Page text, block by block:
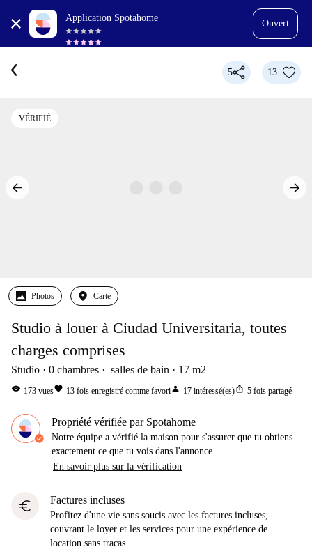
Application Spotahome
Ouvert
5 13
VÉRIFIÉ
Photos Carte
Studio à louer à Ciudad Universitaria, toutes
charges comprises
Studio 0 chambres salles de bain 17 m2
visibility 173 vuesfavorite 13 fois enregistré comme favoriperson 17 intéressé(es)ios_share 5 fois partagé
Propriété vérifiée par Spotahome
Notre équipe a vérifié la maison pour s'assurer que tu obtiens
exactement ce que tu vois dans l'annonce.
En savoir plus sur la vérification
euro Factures incluses
Profitez d'une vie sans soucis avec les factures incluses,
couvrant le loyer et les services pour une expérience de
location sans tracas.